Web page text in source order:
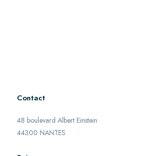
Contact
48 boulevard Albert Einstein
44300 NANTES